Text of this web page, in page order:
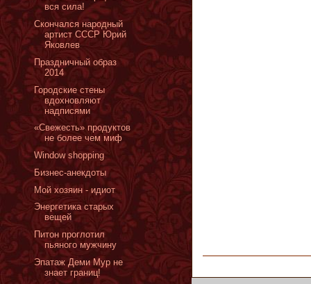
вся сила!
Скончался народный
артист СССР Юрий
Яковлев
Праздничный образ
2014
Городские стены
вдохновляют
надписями
«Cвежесть» продуктов
не более чем миф
Window shopping
Бизнес-анекдоты
Мой хозяин - идиот
Энергетика старых
вещей
Питон проглотил
пьяного мужчину
Эпатаж Деми Мур не
знает границ!